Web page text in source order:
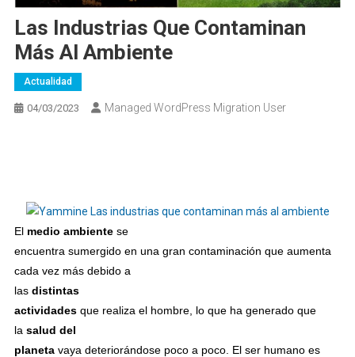
Las Industrias Que Contaminan
Más Al Ambiente
Actualidad
04/03/2023 Managed WordPress Migration User
El medio ambientese
encuentra sumergido en una gran contaminación que aumenta
cada vez más debido a
las distintas
actividadesque realiza el hombre, lo que ha generado que
la salud del
planetavaya deteriorándose poco a poco. El ser humano es